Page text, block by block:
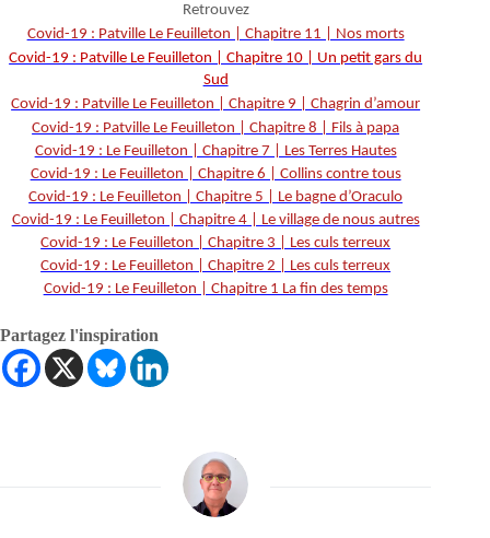
Retrouvez
Covid-19 : Patville Le Feuilleton | Chapitre 11 | Nos morts
Covid-19 : Patville Le Feuilleton | Chapitre 10 | Un petit gars du
Sud
Covid-19 : Patville Le Feuilleton | Chapitre 9 | Chagrin d’amour
Covid-19 : Patville Le Feuilleton | Chapitre 8 | Fils à papa
Covid-19 : Le Feuilleton | Chapitre 7 | Les Terres Hautes
Covid-19 : Le Feuilleton | Chapitre 6 | Collins contre tous
Covid-19 : Le Feuilleton | Chapitre 5 | Le bagne d’Oraculo
Covid-19 : Le Feuilleton | Chapitre 4 | Le village de nous autres
Covid-19 : Le Feuilleton | Chapitre 3 | Les culs terreux
Covid-19 : Le Feuilleton | Chapitre 2 | Les culs terreux
Covid-19 : Le Feuilleton | Chapitre 1 La fin des temps
Partagez l'inspiration